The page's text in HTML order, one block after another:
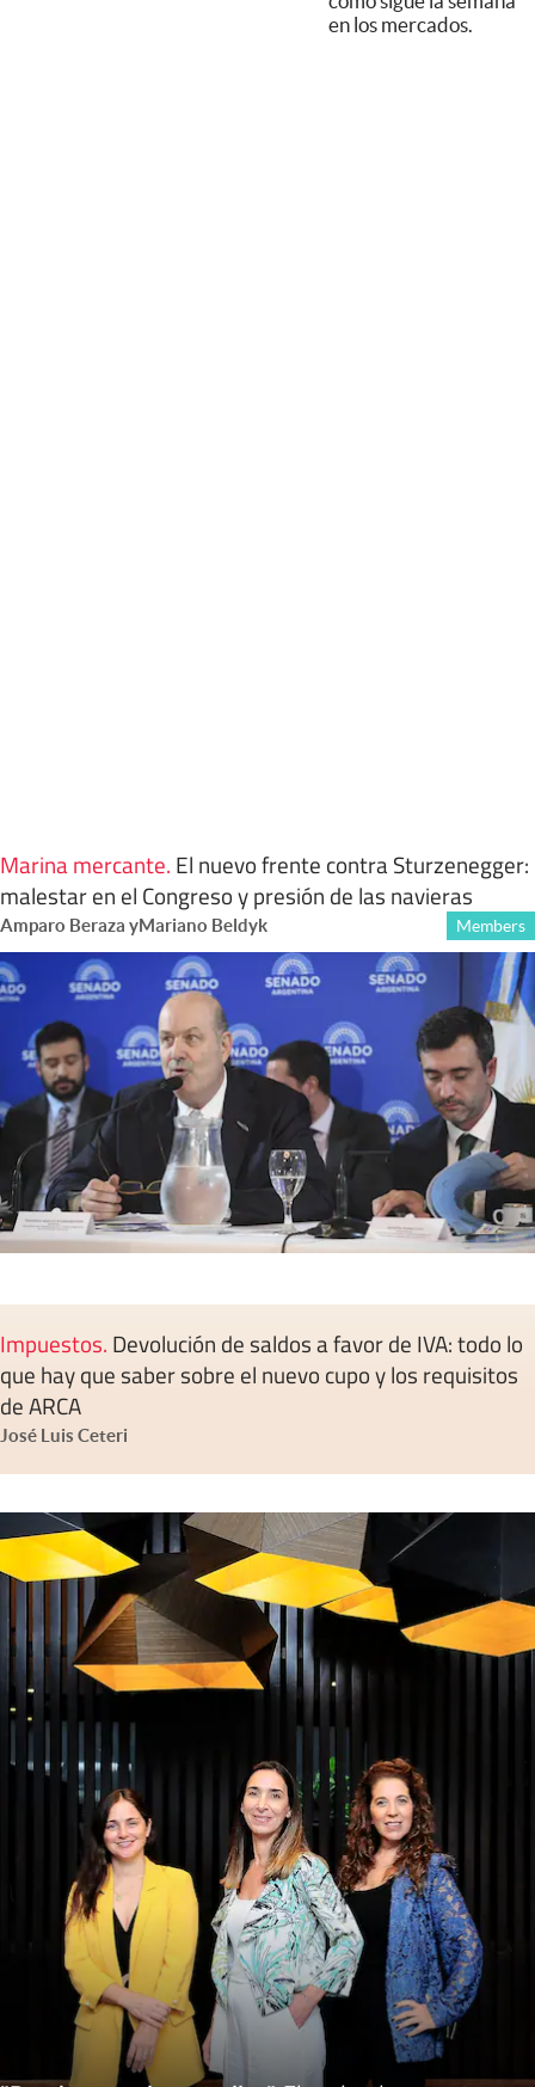
en los mercados.
Marina mercante. El nuevo frente contra Sturzenegger:
malestar en el Congreso y presión de las navieras
Amparo Beraza yMariano Beldyk Members
Impuestos. Devolución de saldos a favor de IVA: todo lo
que hay que saber sobre el nuevo cupo y los requisitos
de ARCA
José Luis Ceteri